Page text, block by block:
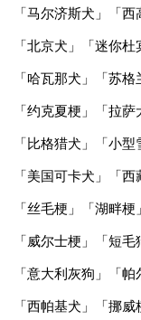
「马尔济斯犬」「
「北京犬」「迷你
「哈瓦那犬」「苏
「约克夏梗」「拉
「比格猎犬」「小
「美国可卡犬」「
「丝毛梗」「湖畔梗
「威尔士梗」「短
「意大利灰狗」「
「西帕基犬」「挪威